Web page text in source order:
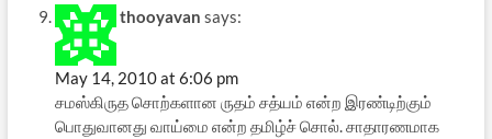
thooyavan says:
May 14, 2010 at 6:06 pm
சமஸ்கிருத சொற்களான ருதம் சத்யம் என்ற இரண்டிற்கும்
பொதுவானது வாய்மை என்ற தமிழ்ச் சொல். சாதாரணமாக